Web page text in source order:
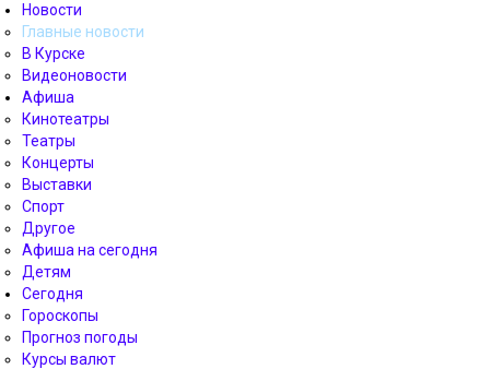
Новости
Главные новости
В Курске
Видеоновости
Афиша
Кинотеатры
Театры
Концерты
Выставки
Спорт
Другое
Афиша на сегодня
Детям
Сегодня
Гороскопы
Прогноз погоды
Курсы валют